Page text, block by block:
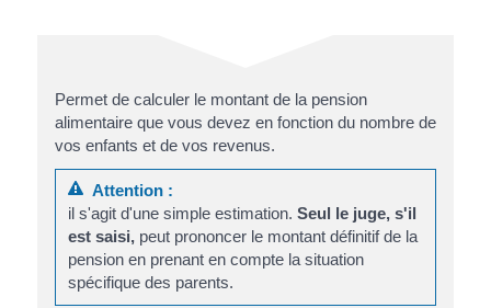
Permet de calculer le montant de la pension
alimentaire que vous devez en fonction du nombre de
vos enfants et de vos revenus.
Attention :
il s'agit d'une simple estimation. Seul le juge, s'il
est saisi,peut prononcer le montant définitif de la
pension en prenant en compte la situation
spécifique des parents.